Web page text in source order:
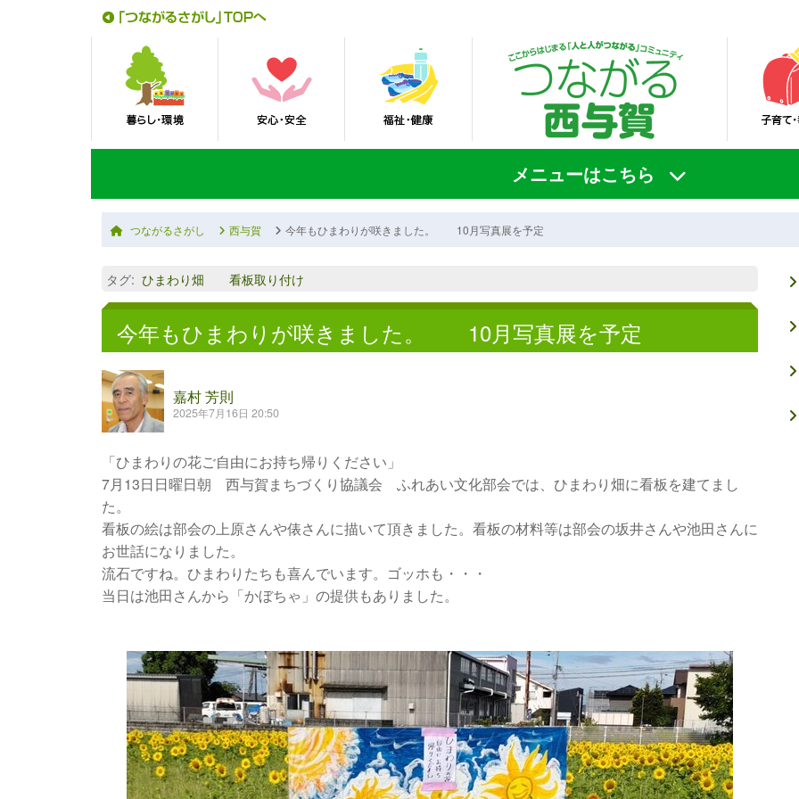
メニューはこちら
つながるさがし 西与賀 今年もひまわりが咲きました。 10月写真展を予定
タグ: ひまわり畑 看板取り付け
今年もひまわりが咲きました。 10月写真展を予定
嘉村 芳則
2025年7月16日 20:50
「ひまわりの花ご自由にお持ち帰りください」
7月13日日曜日朝 西与賀まちづくり協議会 ふれあい文化部会では、ひまわり畑に看板を建てまし
た。
看板の絵は部会の上原さんや俵さんに描いて頂きました。看板の材料等は部会の坂井さんや池田さんに
お世話になりました。
流石ですね。ひまわりたちも喜んでいます。ゴッホも・・・
当日は池田さんから「かぼちゃ」の提供もありました。